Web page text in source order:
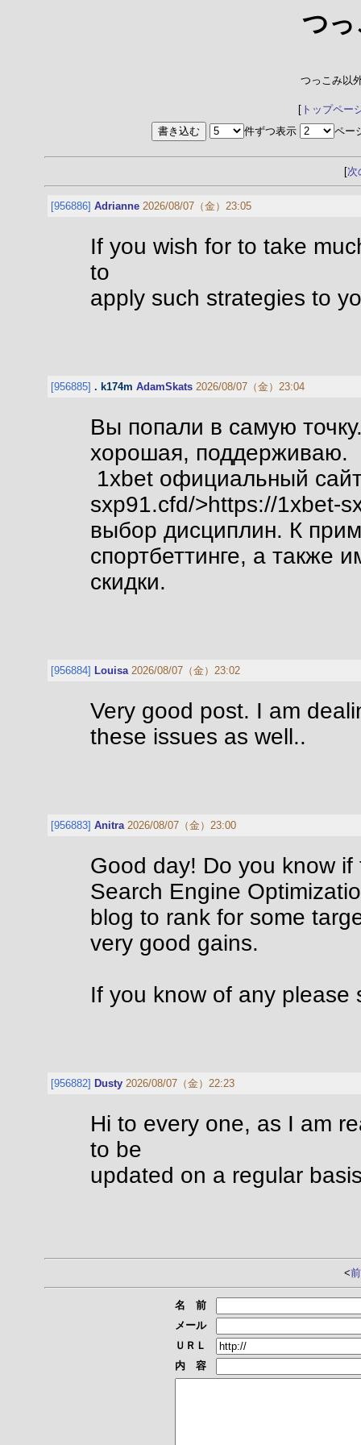
つっ
つっこみ以
[トップペー
件ずつ表示
ペー
[次
[956886] Adrianne 2026/08/07（金）23:05
If you wish for to take
to
apply such strategies to
[956885] . k174m AdamSkats 2026/08/07（金）23:04
Вы попали в самую
хорошая, поддерживаю.
1xbet официальный
sxp91.cfd/>https://1xbet-
выбор дисциплин. К
спортбеттинге, а также
скидки.
[956884] Louisa 2026/08/07（金）23:02
Very good post. I am
these issues as well..
[956883] Anitra 2026/08/07（金）23:00
Good day! Do you know
Search Engine
blog to rank for some
very good gains.
If you know of any please
[956882] Dusty 2026/08/07（金）22:23
Hi to every one, as I am
to be
updated on a regular
<
名 前
メール
ＵＲＬ
内 容